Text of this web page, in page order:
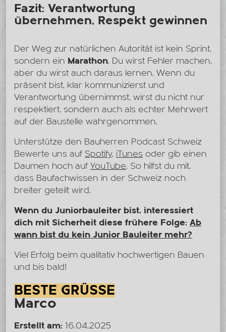
Fazit: Verantwortung
übernehmen, Respekt gewinnen
Der Weg zur natürlichen Autorität ist kein Sprint,
sondern ein Marathon. Du wirst Fehler machen,
aber du wirst auch daraus lernen. Wenn du
präsent bist, klar kommunizierst und
Verantwortung übernimmst, wirst du nicht nur
respektiert, sondern auch als echter Mehrwert
auf der Baustelle wahrgenommen.
Unterstütze den Bauherren Podcast Schweiz
Bewerte uns auf Spotify, iTunes oder gib einen
Daumen hoch auf YouTube. So hilfst du mit,
dass Baufachwissen in der Schweiz noch
breiter geteilt wird.
Wenn du Juniorbauleiter bist, interessiert
dich mit Sicherheit diese frühere Folge: Ab
wann bist du kein Junior Bauleiter mehr?
Viel Erfolg beim qualitativ hochwertigen Bauen
und bis bald!
BESTE GRÜSSE
Marco
Erstellt am: 16.04.2025